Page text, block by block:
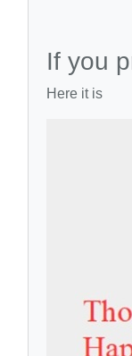
If you
Here it is